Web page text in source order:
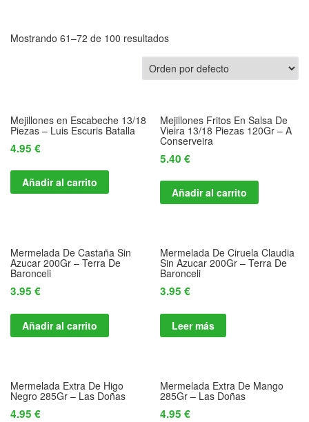
Mostrando 61–72 de 100 resultados
Mejillones en Escabeche 13/18
Piezas – Luis Escuris Batalla
4.95 €
Añadir al carrito
Mejillones Fritos En Salsa De
Vieira 13/18 Piezas 120Gr – A
Conserveira
5.40€
Añadir al carrito
Mermelada De Castaña Sin
Azucar 200Gr – Terra De
Baronceli
3.95 €
Añadir al carrito
Mermelada De Ciruela Claudia
Sin Azucar 200Gr – Terra De
Baronceli
3.95€
Leer más
Mermelada Extra De Higo
Negro 285Gr – Las Doñas
4.95 €
Mermelada Extra De Mango
285Gr – Las Doñas
4.95€